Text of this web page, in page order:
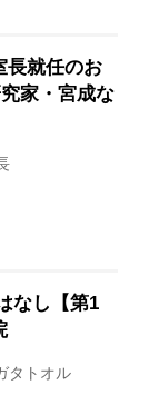
長就任のお
家・宮成な
なし【第1
タトオル